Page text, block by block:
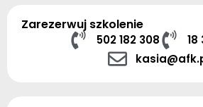
Zarezerwuj szkolenie
502 182 308
18